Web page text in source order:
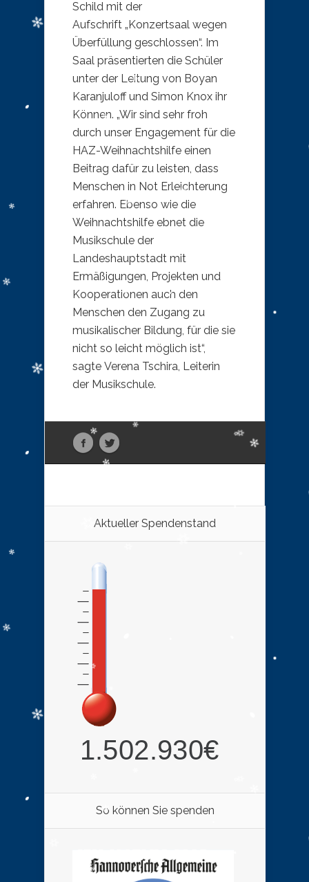
Schild mit der
Aufschrift „Konzertsaal wegen
Überfüllung geschlossen“. Im
Saal präsentierten die Schüler
unter der Leitung von Boyan
Karanjuloff und Simon Knox ihr
Können. „Wir sind sehr froh
durch unser Engagement für die
HAZ-Weihnachtshilfe einen
Beitrag dafür zu leisten, dass
Menschen in Not Erleichterung
erfahren. Ebenso wie die
Weihnachtshilfe ebnet die
Musikschule der
Landeshauptstadt mit
Ermäßigungen, Projekten und
Kooperationen auch den
Menschen den Zugang zu
musikalischer Bildung, für die sie
nicht so leicht möglich ist“,
sagte Verena Tschira, Leiterin
der Musikschule.
Aktueller Spendenstand
So können Sie spenden